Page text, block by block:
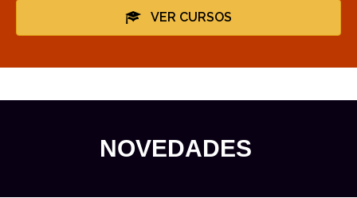
VER CURSOS
NOVEDADES